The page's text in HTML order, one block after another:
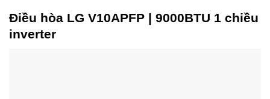
Điều hòa LG V10APFP | 9000BTU 1 chiều
inverter